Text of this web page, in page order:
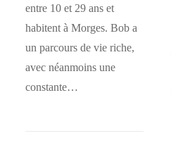
entre 10 et 29 ans et
habitent à Morges. Bob a
un parcours de vie riche,
avec néanmoins une
constante…